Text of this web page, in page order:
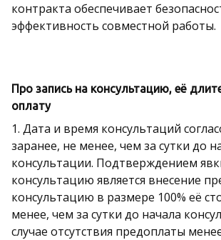
контракта обеспечивает
эффективность совместной работы.
Про запись на консультацию, её
оплату
1. Дата и время консультаций
заранее, не менее, чем за сутки до
консультации. Подтверждением
консультацию является внесение
консультацию в размере 100% её
менее, чем за сутки до начала
случае отсутствия предоплаты